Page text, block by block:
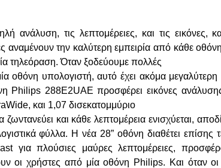
ανάλυση, τις λεπτομέρειες, και τις εικόνες,
αναμένουν την καλύτερη εμπειρία από κάθε οθόνη
τηλεόραση. Όταν ξοδεύουμε πολλές
οθόνη υπολογιστή, αυτό έχει ακόμα μεγαλύτερη
Philips 288E2UAE προσφέρει εικόνες
και 1,07 δισεκατομμύριο
και κάθε λεπτομέρεια ενισχύεται,
φύλλα. Η νέα 28” οθόνη διαθέτει επίσης
για πλούσιες μαύρες λεπτομέρειες,
οι χρήστες από μία οθόνη Philips. Και όταν οι